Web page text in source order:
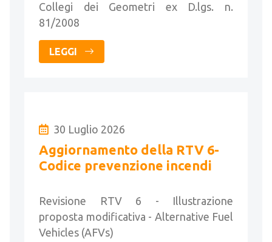
Collegi dei Geometri ex D.lgs. n.
81/2008
LEGGI
30 Luglio 2026
Aggiornamento della RTV 6-
Codice prevenzione incendi
Revisione RTV 6 - Illustrazione
proposta modificativa - Alternative Fuel
Vehicles (AFVs)